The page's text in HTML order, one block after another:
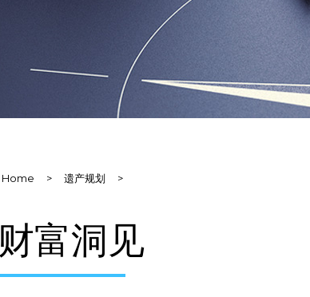
Home > 遗产规划 >
财富洞见